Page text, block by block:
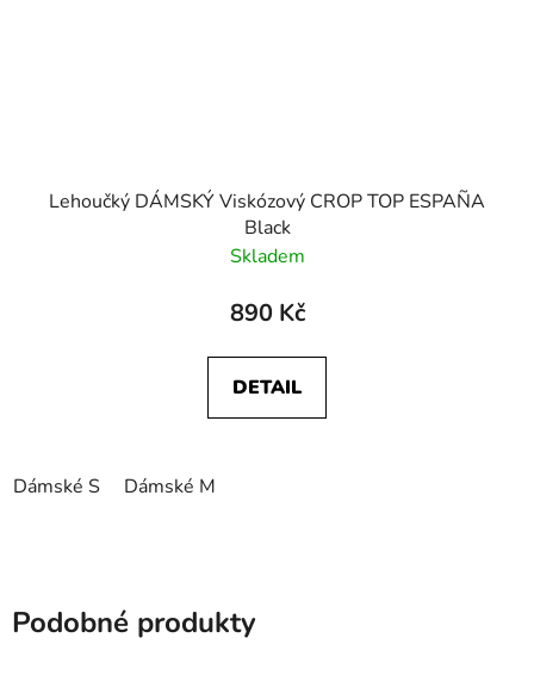
Lehoučký DÁMSKÝ Viskózový CROP TOP ESPAÑA
Black
Skladem
890 Kč
DETAIL
Dámské S Dámské M
Podobné produkty